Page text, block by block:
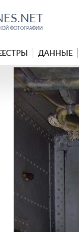
ФОТОГРАФИИ
ДАННЫЕ